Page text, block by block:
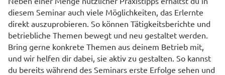
diesem Seminar auch viele Möglichkeiten, das Erlernte
direkt auszuprobieren. So können Tätigkeitsberichte und
betriebliche Themen bewegt und neu gestaltet werden.
Bring gerne konkrete Themen aus deinem Betrieb mit,
und wir helfen dir dabei, sie aktiv zu gestalten. So kannst
du bereits während des Seminars erste Erfolge sehen und